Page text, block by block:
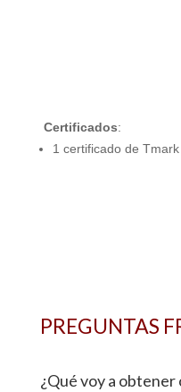
Certificados:
1 certificado de
PREGUNTAS
¿Qué voy a obtener